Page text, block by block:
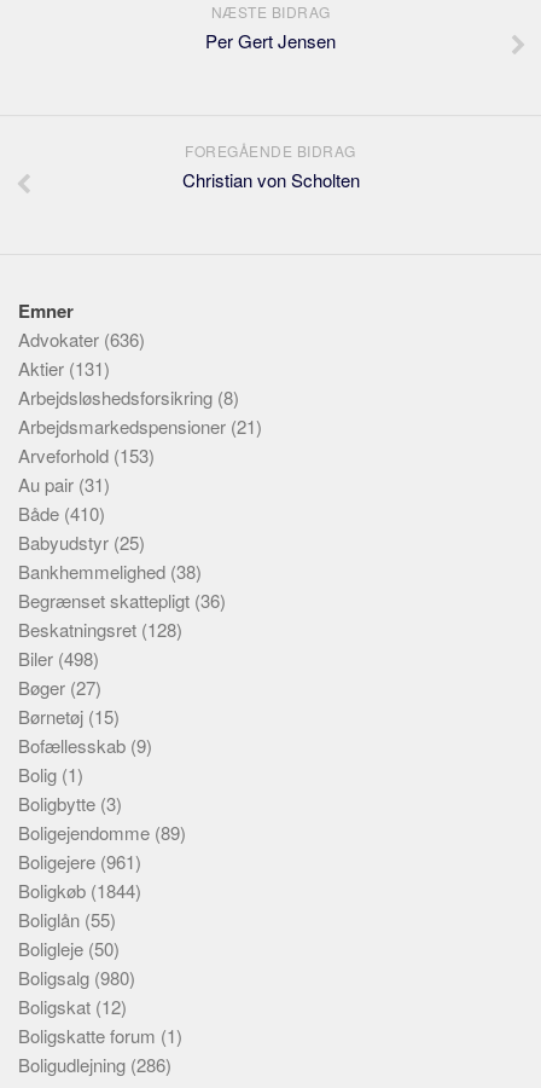
NÆSTE BIDRAG
Per Gert Jensen
FOREGÅENDE BIDRAG
Christian von Scholten
Emner
Advokater (636)
Aktier (131)
Arbejdsløshedsforsikring (8)
Arbejdsmarkedspensioner (21)
Arveforhold (153)
Au pair (31)
Både (410)
Babyudstyr (25)
Bankhemmelighed (38)
Begrænset skattepligt (36)
Beskatningsret (128)
Biler (498)
Bøger (27)
Børnetøj (15)
Bofællesskab (9)
Bolig (1)
Boligbytte (3)
Boligejendomme (89)
Boligejere (961)
Boligkøb (1844)
Boliglån (55)
Boligleje (50)
Boligsalg (980)
Boligskat (12)
Boligskatte forum (1)
Boligudlejning (286)